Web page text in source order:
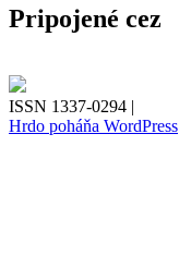
Pripojené cez
ISSN 1337-0294 |
Hrdo poháňa WordPress